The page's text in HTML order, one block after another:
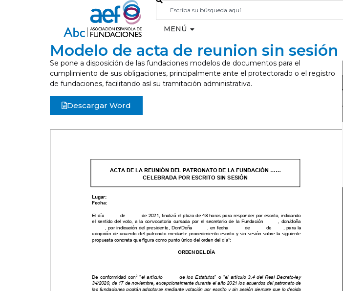
MENÚ
Modelo de acta de reunion sin sesión
Se pone a disposición de las fundaciones modelos de documentos para el
cumplimiento de sus obligaciones, principalmente ante el protectorado o el registro
de fundaciones, facilitando así su tramitación administrativa.
Descargar Word